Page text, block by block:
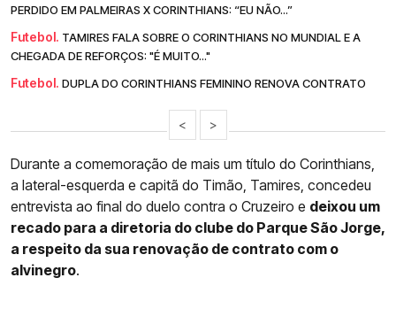
PERDIDO EM PALMEIRAS X CORINTHIANS: “EU NÃO...”
Futebol. TAMIRES FALA SOBRE O CORINTHIANS NO MUNDIAL E A
CHEGADA DE REFORÇOS: "É MUITO..."
Futebol. DUPLA DO CORINTHIANS FEMININO RENOVA CONTRATO
< >
Durante a comemoração de mais um título do Corinthians,
a lateral-esquerda e capitã do Timão, Tamires, concedeu
entrevista ao final do duelo contra o Cruzeiro e deixou um
recado para a diretoria do clube do Parque São Jorge,
a respeito da sua renovação de contrato com o
alvinegro.